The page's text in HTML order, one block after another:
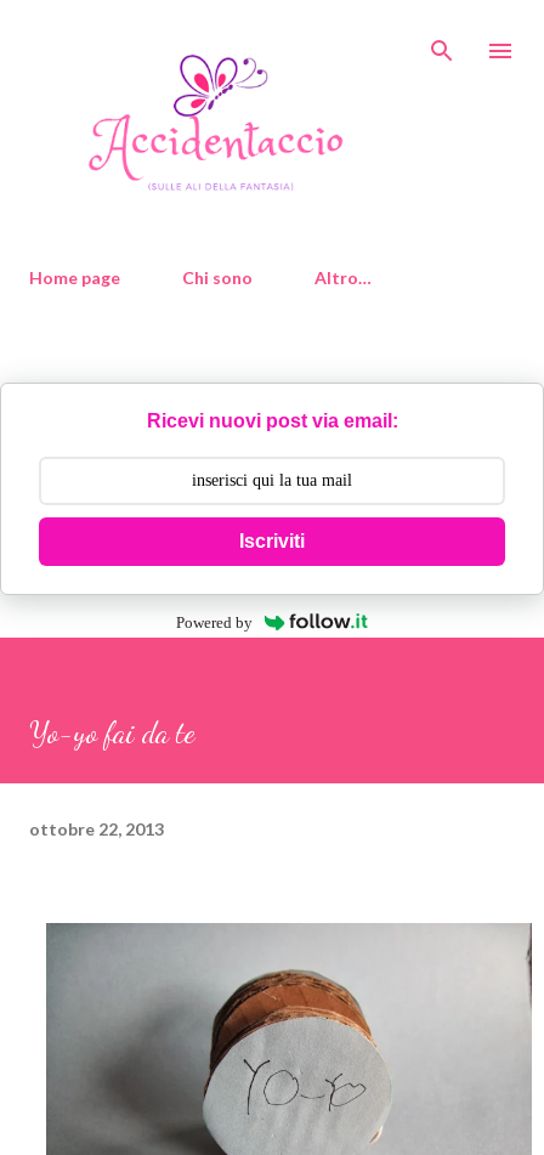
Home page Chi sono Altro…
Ricevi nuovi post via email:
Iscriviti
Powered by
Yo-yo fai da te
ottobre 22, 2013